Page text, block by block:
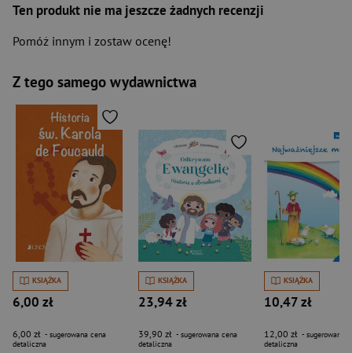
Ten produkt nie ma jeszcze żadnych recenzji
Pomóż innym i zostaw ocenę!
Z tego samego wydawnictwa
KSIĄŻKA
6,00 zł
6,00 zł - sugerowana cena
detaliczna
KSIĄŻKA
23,94 zł
39,90 zł - sugerowana cena
detaliczna
KSIĄŻKA
10,47 zł
12,00 zł - sugerowana
detaliczna